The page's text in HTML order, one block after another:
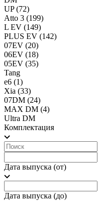
UP(72)
Atto 3 (199)
L EV (149)
PLUS EV (142)
07EV (20)
06EV (18)
05EV (35)
Tang
e6 (1)
Xia (33)
07DM (24)
MAX DM (4)
Ultra DM
Комплектация
Дата выпуска (от)
Дата выпуска (до)